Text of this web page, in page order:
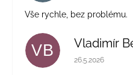
Vše rychle, bez problému.
VB Vladimír
Hodnocení
26.5.2026